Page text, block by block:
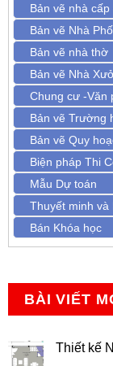
Bản vẽ nhà cấp
Bản vẽ Nhà Phố
Bản vẽ nhà thờ
Bản vẽ Nhà
Chung cư -Văn
Bản vẽ Trường
Bản vẽ Quy
Biện pháp Thi
Mẫu Dự toán
Thuyết minh và
Bán Khóa học
BÀI VIẾT
Thiết kế